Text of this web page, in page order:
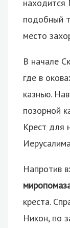
находится
подобный
место
В начале
где в
казнью.
позорной
Крест для
Напротив
креста.
Никон, по